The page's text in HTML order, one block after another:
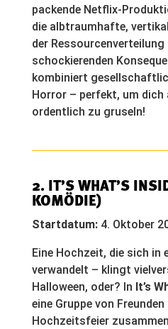
packende Netflix-
die albtraumhafte,
der
schockierenden
kombiniert
Horror – perfekt, um dich
ordentlich zu gruseln!
2. IT’S WHAT’S
KOMÖDIE)
Startdatum:4. Oktober
Eine Hochzeit, die sich in
verwandelt – klingt
Halloween, oder? In It’s
eine Gruppe von
Hochzeitsfeier